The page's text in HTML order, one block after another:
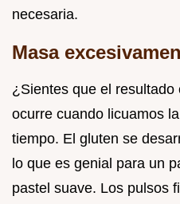
necesaria.
Masa
¿Sientes que el
ocurre cuando licuamos
tiempo. El gluten se
lo que es genial para un
pastel suave. Los pulsos